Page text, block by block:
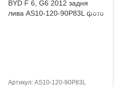
Артикул: AS10-120-90P83L